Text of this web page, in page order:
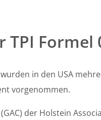
Formel
in den USA
vorgenommen.
der Holstein